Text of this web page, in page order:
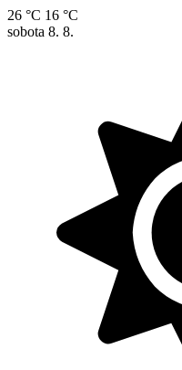
26 °C 16 °C
sobota 8. 8.